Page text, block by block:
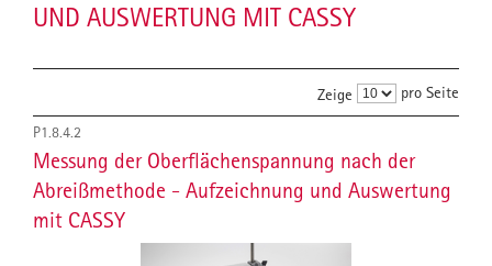
ND AUSWERTUNG MIT CASSY
Zeige pro Seite
P1.8.4.2
Messung der Oberflächenspannung nach der
Abreißmethode - Aufzeichnung und Auswertung
mit CASSY